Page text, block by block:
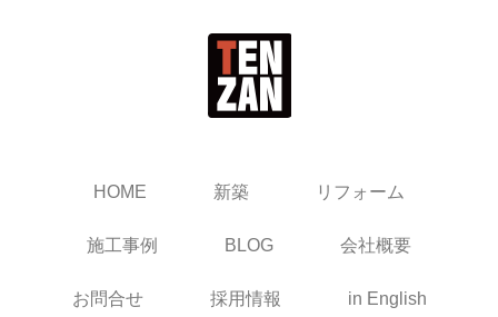
HOME 新築 リフォーム
施工事例 BLOG 会社概要
お問合せ 採用情報 in English